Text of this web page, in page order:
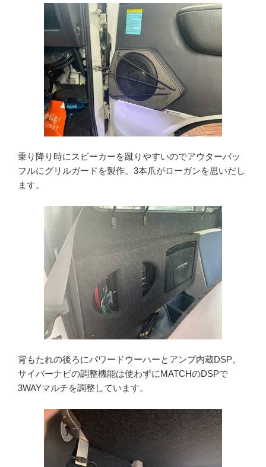
乗り降り時にスピーカーを蹴りやすいのでアウターバッ
フルにグリルガードを製作。3本爪がローガンを思いだし
ます。
背もたれの後ろにパワードウーハーとアンプ内蔵DSP。
サイバーナビの調整機能は使わずにMATCHのDSPで
3WAYマルチを調整しています。